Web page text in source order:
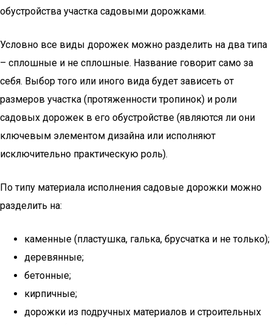
обустройства участка садовыми дорожками.
Условно все виды дорожек можно разделить на два типа
– сплошные и не сплошные. Название говорит само за
себя. Выбор того или иного вида будет зависеть от
размеров участка (протяженности тропинок) и роли
садовых дорожек в его обустройстве (являются ли они
ключевым элементом дизайна или исполняют
исключительно практическую роль).
По типу материала исполнения садовые дорожки можно
разделить на:
каменные (пластушка, галька, брусчатка и не только);
деревянные;
бетонные;
кирпичные;
дорожки из подручных материалов и строительных